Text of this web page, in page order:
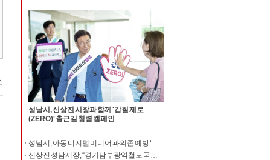
성남시, 신상진 시장과 함께 '갑질 제로
(ZERO)' 출근길 청렴 캠페인
성남시, 아동 디지털 미디어 과의존 예방 ‘디톡스’ 운영
신상진 성남시장, “경기남부광역철도 국가철도망 반영에 시정 역량 집중”